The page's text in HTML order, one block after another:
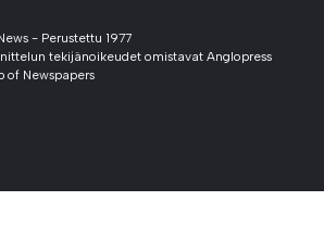
- Perustettu 1977
tekijänoikeudet omistavat Anglopress
of Newspapers